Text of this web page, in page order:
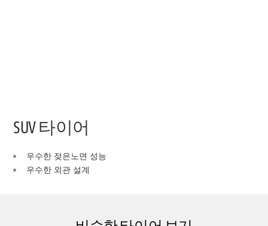
SUV 타이어
우수한 젖은노면 성능
우수한 외관 설계